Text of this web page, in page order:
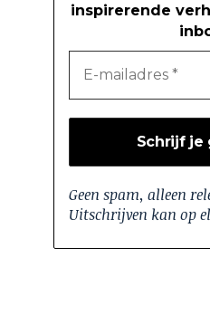
inspirerende
Geen spam, alleen
Uitschrijven kan op